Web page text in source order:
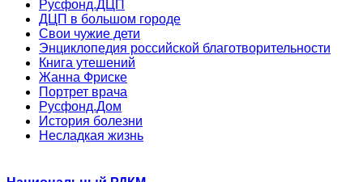
Русфонд.ДЦП
ДЦП в большом городе
Свои чужие дети
Энциклопедия российской благотворительности
Книга утешений
Жанна Фриске
Портрет врача
Русфонд.Дом
История болезни
Несладкая жизнь